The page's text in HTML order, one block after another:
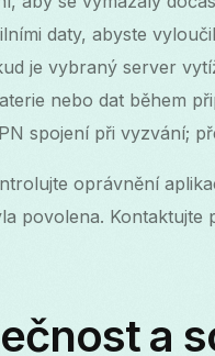
daty, abyste
je vybraný server
nebo dat během
spojení při vyzvání;
oprávnění
povolena.
a